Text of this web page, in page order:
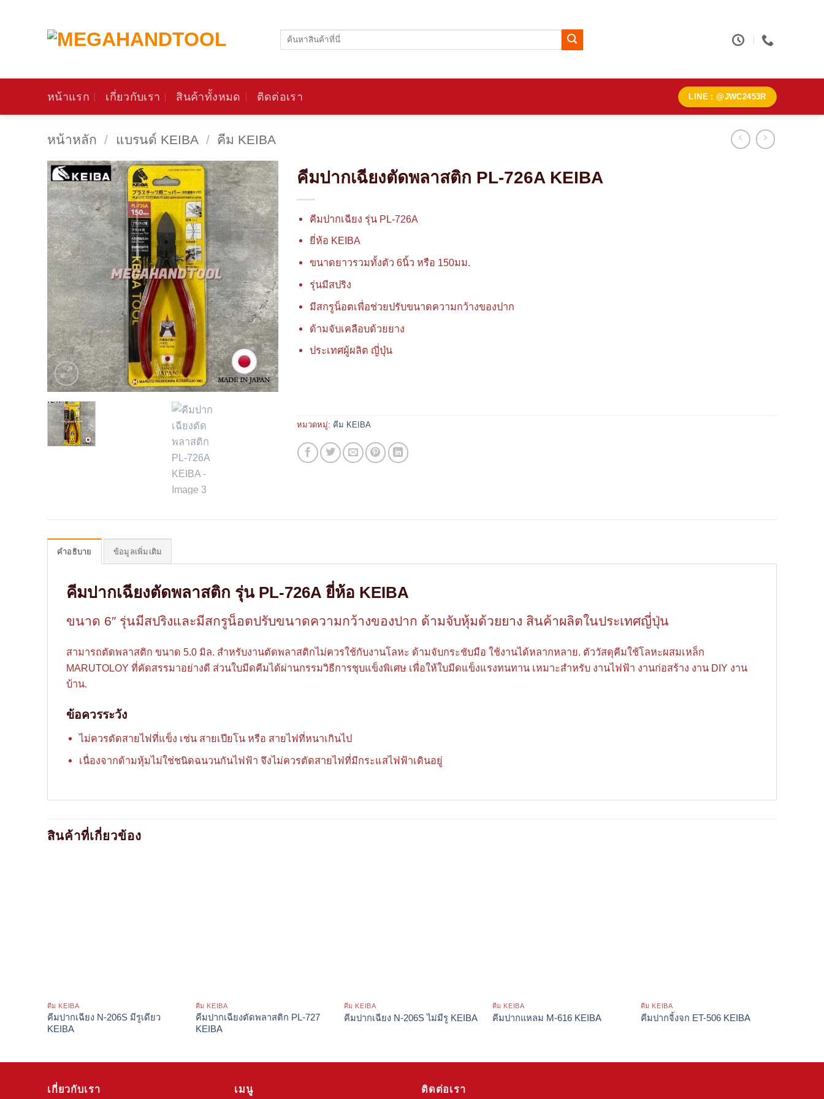
ค้นหา:
หน้าแรก เกี่ยวกับเรา สินค้าทั้งหมด ติดต่อเรา LINE : @JWC2453R
หน้าหลัก / แบรนด์ KEIBA / คีม KEIBA
คีมปากเฉียงตัดพลาสติก PL-726A KEIBA
คีมปากเฉียง รุ่น PL-726A
ยี่ห้อ KEIBA
ขนาดยาวรวมทั้งตัว 6นิ้ว หรือ 150มม.
รุ่นมีสปริง
มีสกรูน็อตเพื่อช่วยปรับขนาดความกว้างของปาก
ด้ามจับเคลือบด้วยยาง
ประเทศผู้ผลิต ญี่ปุ่น
หมวดหมู่: คีม KEIBA
คำอธิบาย ข้อมูลเพิ่มเติม
คีมปากเฉียงตัดพลาสติก รุ่น PL-726A ยี่ห้อ KEIBA
ขนาด 6″ รุ่นมีสปริงและมีสกรูน็อตปรับขนาดความกว้างของปาก ด้ามจับหุ้มด้วยยาง สินค้าผลิตในประเทศญี่ปุ่น
สามารถตัดพลาสติก ขนาด 5.0 มิล. สำหรับงานตัดพลาสติกไม่ควรใช้กับงานโลหะ ด้ามจับกระชับมือ ใช้งานได้หลากหลาย. ตัววัสดุคีมใช้โลหะผสมเหล็ก
MARUTOLOY ที่คัดสรรมาอย่างดี ส่วนใบมีดคีมได้ผ่านกรรมวิธีการชุบแข็งพิเศษ เพื่อให้ใบมีดแข็งแรงทนทาน เหมาะสำหรับ งานไฟฟ้า งานก่อสร้าง งาน DIY งาน
บ้าน.
ข้อควรระวัง
ไม่ควรตัดสายไฟที่แข็ง เช่น สายเปียโน หรือ สายไฟที่หนาเกินไป
เนื่องจากด้ามหุ้มไม่ใช่ชนิดฉนวนกันไฟฟ้า จึงไม่ควรตัดสายไฟที่มีกระแสไฟฟ้าเดินอยู่
สินค้าที่เกี่ยวข้อง
คีม KEIBA
คีมปากเฉียง N-206S มีรูเดียว
KEIBA
คีม KEIBA
คีมปากเฉียงตัดพลาสติก PL-727
KEIBA
คีม KEIBA
คีมปากเฉียง N-206S ไม่มีรู KEIBA
คีม KEIBA
คีมปากแหลม M-616 KEIBA
คีม KEIBA
คีมปากจิ้งจก ET-506 KEIBA
เกี่ยวกับเรา เมนู ติดต่อเรา